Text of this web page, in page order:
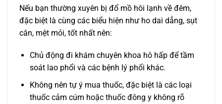
Nếu bạn thường xuyên bị đổ mồ hôi lạnh về đêm,
đặc biệt là cùng các biểu hiện như ho dai dẳng, sụt
cân, mệt mỏi, tốt nhất nên:
Chủ động đi khám chuyên khoa hô hấp để tầm
soát lao phổi và các bệnh lý phổi khác.
Không nên tự ý mua thuốc, đặc biệt là các loại
thuốc cảm cúm hoặc thuốc đông y không rõ